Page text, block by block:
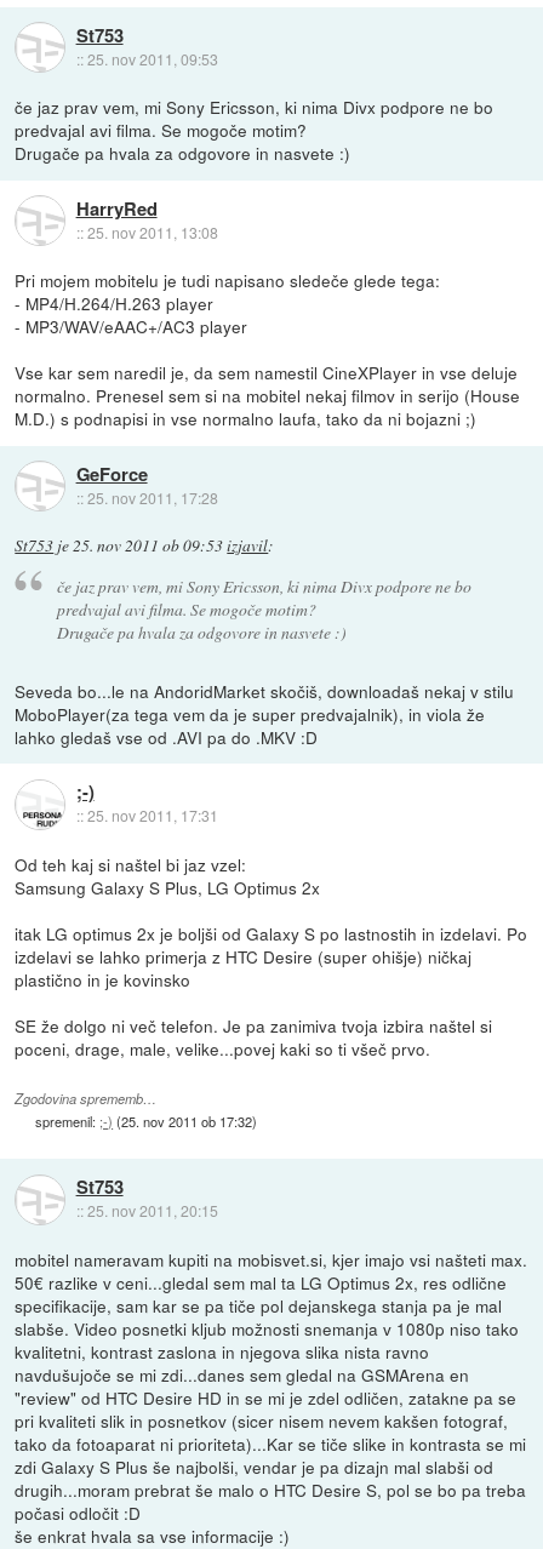
St753
::25. nov 2011, 09:53
če jaz prav vem, mi Sony Ericsson, ki nima Divx podpore ne bo
predvajal avi filma. Se mogoče motim?
Drugače pa hvala za odgovore in nasvete :)
HarryRed
::25. nov 2011, 13:08
Pri mojem mobitelu je tudi napisano sledeče glede tega:
- MP4/H.264/H.263 player
- MP3/WAV/eAAC+/AC3 player
Vse kar sem naredil je, da sem namestil CineXPlayer in vse deluje
normalno. Prenesel sem si na mobitel nekaj filmov in serijo (House
M.D.) s podnapisi in vse normalno laufa, tako da ni bojazni ;)
GeForce
::25. nov 2011, 17:28
St753 je25. nov 2011 ob 09:53izjavil:
če jaz prav vem, mi Sony Ericsson, ki nima Divx podpore ne bo
predvajal avi filma. Se mogoče motim?
Drugače pa hvala za odgovore in nasvete :)
Seveda bo...le na AndoridMarket skočiš, downloadaš nekaj v stilu
MoboPlayer(za tega vem da je super predvajalnik), in viola že
lahko gledaš vse od .AVI pa do .MKV :D
;-)
::25. nov 2011, 17:31
Od teh kaj si naštel bi jaz vzel:
Samsung Galaxy S Plus, LG Optimus 2x
itak LG optimus 2x je boljši od Galaxy S po lastnostih in izdelavi. Po
izdelavi se lahko primerja z HTC Desire (super ohišje) ničkaj
plastično in je kovinsko
SE že dolgo ni več telefon. Je pa zanimiva tvoja izbira naštel si
poceni, drage, male, velike...povej kaki so ti všeč prvo.
Zgodovina sprememb…
spremenil: ;-) (25. nov 2011 ob 17:32)
St753
::25. nov 2011, 20:15
mobitel nameravam kupiti na mobisvet.si, kjer imajo vsi našteti max.
50€ razlike v ceni...gledal sem mal ta LG Optimus 2x, res odlične
specifikacije, sam kar se pa tiče pol dejanskega stanja pa je mal
slabše. Video posnetki kljub možnosti snemanja v 1080p niso tako
kvalitetni, kontrast zaslona in njegova slika nista ravno
navdušujoče se mi zdi...danes sem gledal na GSMArena en
"review" od HTC Desire HD in se mi je zdel odličen, zatakne pa se
pri kvaliteti slik in posnetkov (sicer nisem nevem kakšen fotograf,
tako da fotoaparat ni prioriteta)...Kar se tiče slike in kontrasta se mi
zdi Galaxy S Plus še najbolši, vendar je pa dizajn mal slabši od
drugih...moram prebrat še malo o HTC Desire S, pol se bo pa treba
počasi odločit :D
še enkrat hvala sa vse informacije :)